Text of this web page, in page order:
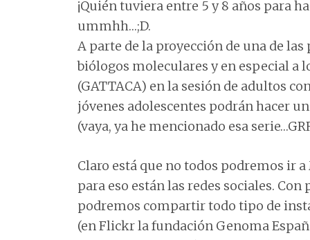
¡Quién tuviera entre 5 y 8 años para
ummhh…;D.
A parte de la proyección de una de
biólogos moleculares y en especial a
(GATTACA) en la sesión de adultos
jóvenes adolescentes podrán hacer
(vaya, ya he mencionado esa
Claro está que no todos podremos ir
para eso están las redes sociales.
podremos compartir todo tipo de
(en Flickr la fundación Genoma